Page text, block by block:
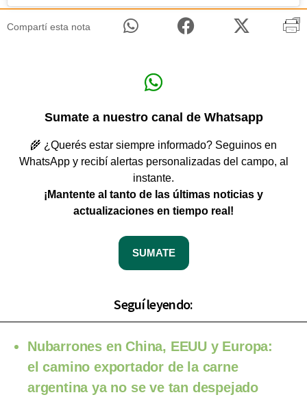
Compartí esta nota
Sumate a nuestro canal de Whatsapp
🌾 ¿Querés estar siempre informado? Seguinos en
WhatsApp y recibí alertas personalizadas del campo, al
instante.
¡Mantente al tanto de las últimas noticias y
actualizaciones en tiempo real!
SUMATE
Seguí leyendo:
Nubarrones en China, EEUU y Europa:
el camino exportador de la carne
argentina ya no se ve tan despejado